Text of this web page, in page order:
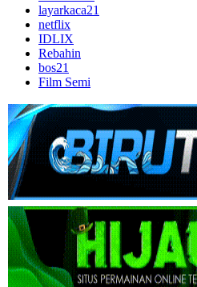
layarkaca21
netflix
IDLIX
Rebahin
bos21
Film Semi